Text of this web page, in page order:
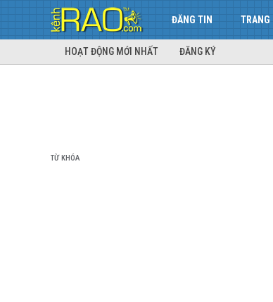
ĐĂNG TIN TRANG
HOẠT ĐỘNG MỚI NHẤT ĐĂNG KÝ
TỪ KHÓA